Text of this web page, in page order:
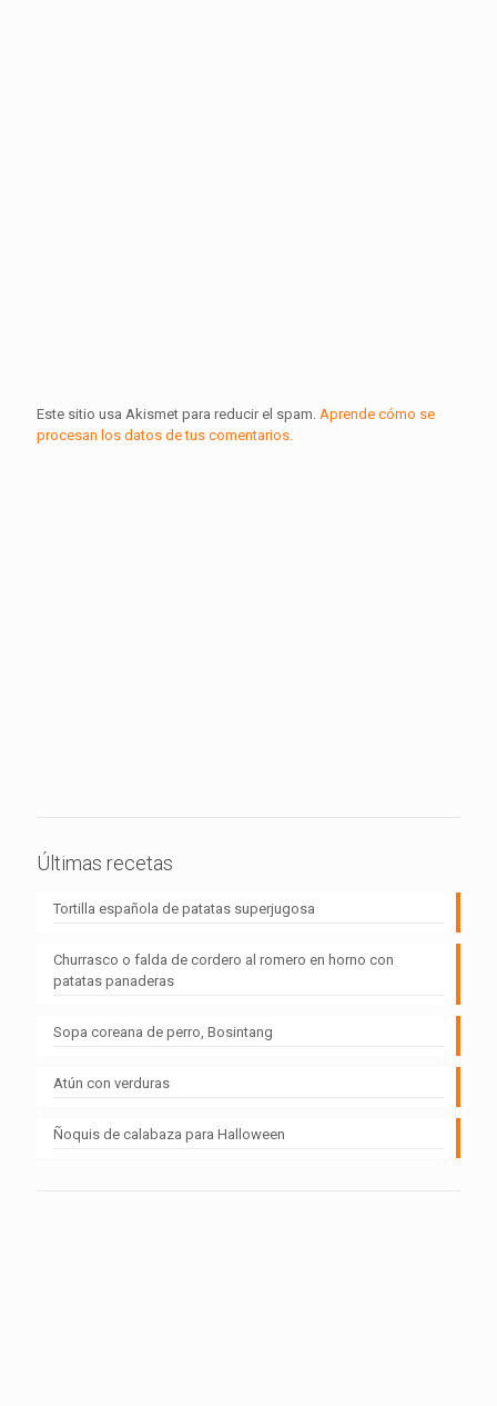
Este sitio usa Akismet para reducir el spam. Aprende cómo se
procesan los datos de tus comentarios.
Últimas recetas
Tortilla española de patatas superjugosa
Churrasco o falda de cordero al romero en horno con
patatas panaderas
Sopa coreana de perro, Bosintang
Atún con verduras
Ñoquis de calabaza para Halloween